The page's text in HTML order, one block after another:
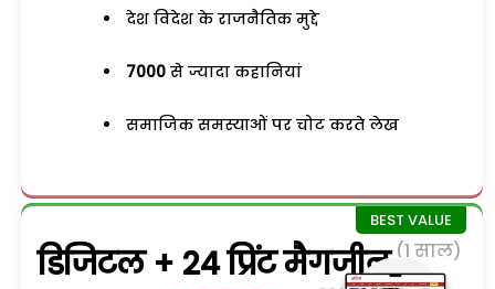
देश विदेश के राजनैतिक मुद्दे
7000 से ज्यादा कहानियां
समाजिक समस्याओं पर चोट करते लेख
डिजिटल + 24 प्रिंट मैगजीन (1 साल)